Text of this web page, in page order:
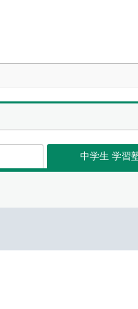
中学生 学習